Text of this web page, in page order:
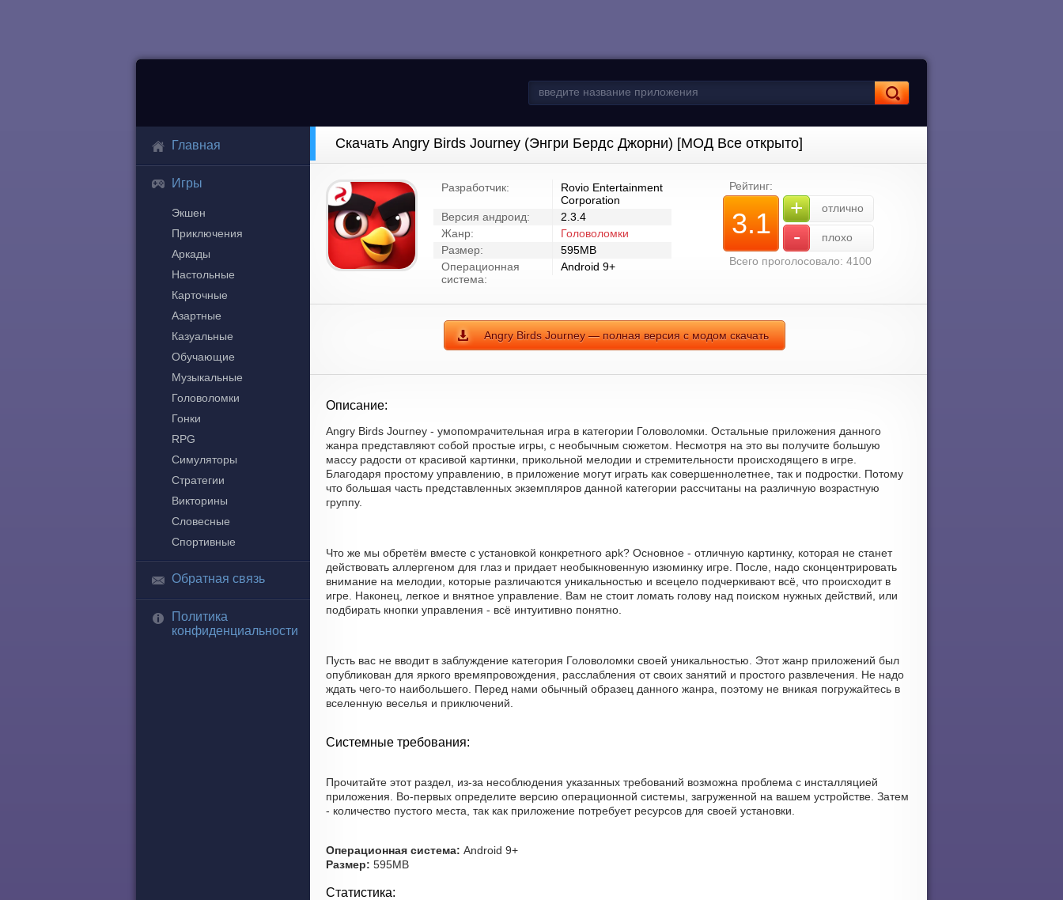
Главная
Игры
Экшен
Приключения
Аркады
Настольные
Карточные
Азартные
Казуальные
Обучающие
Музыкальные
Головоломки
Гонки
RPG
Симуляторы
Стратегии
Викторины
Словесные
Спортивные
Обратная связь
Политика
конфиденциальности
Скачать Angry Birds Journey (Энгри Бердс Джорни) [МОД Все открыто]
Разработчик:
Rovio Entertainment
Corporation
Версия андроид:
2.3.4
Жанр:
Головоломки
Размер:
595MB
Операционная
система:
Android 9+
Рейтинг:
3.1 + отлично
-
плохо
Всего проголосовало: 4100
Angry Birds Journey — полная версия с модом скачать
Описание:
Angry Birds Journey - умопомрачительная игра в категории Головоломки. Остальные приложения данного
жанра представляют собой простые игры, с необычным сюжетом. Несмотря на это вы получите большую
массу радости от красивой картинки, прикольной мелодии и стремительности происходящего в игре.
Благодаря простому управлению, в приложение могут играть как совершеннолетнее, так и подростки. Потому
что большая часть представленных экземпляров данной категории рассчитаны на различную возрастную
группу.
Что же мы обретём вместе с установкой конкретного apk? Основное - отличную картинку, которая не станет
действовать аллергеном для глаз и придает необыкновенную изюминку игре. После, надо сконцентрировать
внимание на мелодии, которые различаются уникальностью и всецело подчеркивают всё, что происходит в
игре. Наконец, легкое и внятное управление. Вам не стоит ломать голову над поиском нужных действий, или
подбирать кнопки управления - всё интуитивно понятно.
Пусть вас не вводит в заблуждение категория Головоломки своей уникальностью. Этот жанр приложений был
опубликован для яркого времяпровождения, расслабления от своих занятий и простого развлечения. Не надо
ждать чего-то наибольшего. Перед нами обычный образец данного жанра, поэтому не вникая погружайтесь в
вселенную веселья и приключений.
Системные требования:
Прочитайте этот раздел, из-за несоблюдения указанных требований возможна проблема с инсталляцией
приложения. Во-первых определите версию операционной системы, загруженной на вашем устройстве. Затем
- количество пустого места, так как приложение потребует ресурсов для своей установки.
Операционная система: Android 9+
Размер: 595MB
Статистика: